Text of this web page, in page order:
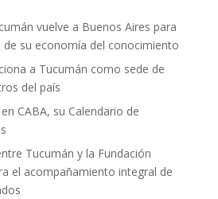
vuelve a Buenos Aires para
su economía del conocimiento
a Tucumán como sede de
del país
CABA, su Calendario de
Tucumán y la Fundación
el acompañamiento integral de